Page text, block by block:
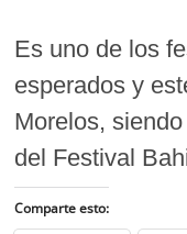
Es uno de los
esperados y
Morelos,
del Festival
Comparte esto: